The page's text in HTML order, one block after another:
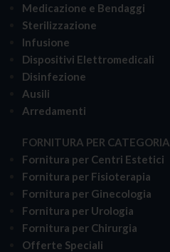
Medicazione e Bendaggi
Sterilizzazione
Infusione
Dispositivi Elettromedicali
Disinfezione
Ausili
Arredamenti
FORNITURA PER CATEGORIA
Fornitura per Centri Estetici
Fornitura per Fisioterapia
Fornitura per Ginecologia
Fornitura per Urologia
Fornitura per Chirurgia
Offerte Speciali